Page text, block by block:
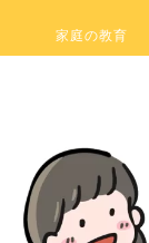
家庭の教育